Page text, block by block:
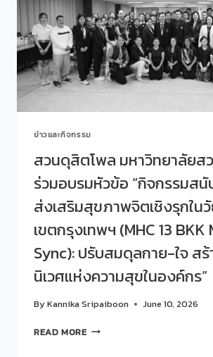
พอใจ
นักศึกษา
ใหม่
ต่อ
กิจกรรม
“SDU
FIRST
ข่าวและกิจกรรม
สวนดุสิตโพล มหาวิทยาลัยส
ร่วมอบรมหัวข้อ “กิจกรรมส
ส่งเสริมสุขภาพจิตเชิงรุกใน
เขตกรุงเทพฯ (MHC 13
Sync): ปรับสมดุลกาย-ใจ สร้
นิเวศแห่งความสุขในองค์กร”
ByKannika Sripaiboon June 10, 2026
READ MOREสวน